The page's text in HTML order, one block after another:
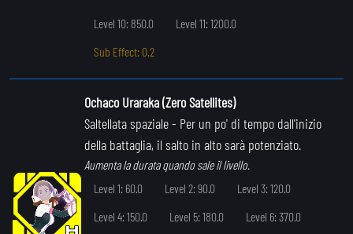
Level 10: 850.0
Level 11: 1200.0
Sub Effect: 0.2
Ochaco Uraraka (Zero Satellites)
Saltellata spaziale- Per un po' di tempo dall'inizio
della battaglia, il salto in alto sarà potenziato.
Aumenta la durata quando sale il livello.
Level 1: 60.0
Level 2: 90.0
Level 3: 120.0
Level 4: 150.0
Level 5: 180.0
Level 6: 370.0